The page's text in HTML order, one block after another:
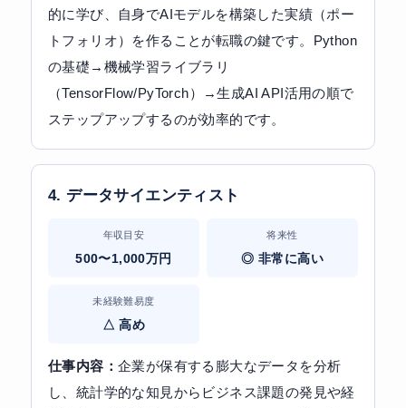
的に学び、自身でAIモデルを構築した実績（ポー
トフォリオ）を作ることが転職の鍵です。Python
の基礎→機械学習ライブラリ
（TensorFlow/PyTorch）→生成AI API活用の順で
ステップアップするのが効率的です。
4. データサイエンティスト
年収目安
500〜1,000万円
将来性
◎ 非常に高い
未経験難易度
△ 高め
仕事内容： 企業が保有する膨大なデータを分析
し、統計学的な知見からビジネス課題の発見や経